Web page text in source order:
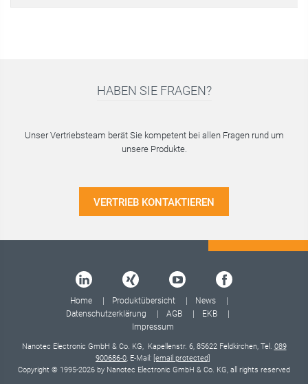
HABEN SIE FRAGEN?
Unser Vertriebsteam berät Sie kompetent bei allen Fragen rund um
unsere Produkte.
VERTRIEB KONTAKTIEREN
Home Produktübersicht
News
Datenschutzerklärung
AGB
EKB
Impressum
Nanotec Electronic GmbH & Co. KG, Kapellenstr. 6, 85622 Feldkirchen, Tel. 089
900686-0, E-Mail: [email protected]
Copyright © 1995-2026 by Nanotec Electronic GmbH & Co. KG, all rights reserved